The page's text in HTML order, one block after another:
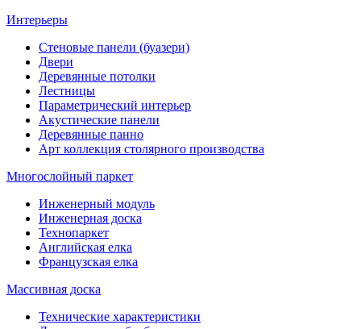
Интерьеры
Стеновые панели (буазери)
Двери
Деревянные потолки
Лестницы
Параметрический интерьер
Акустические панели
Деревянные панно
Арт коллекция столярного производства
Многослойный паркет
Инженерный модуль
Инженерная доска
Технопаркет
Английская елка
Французская елка
Массивная доска
Технические характеристики